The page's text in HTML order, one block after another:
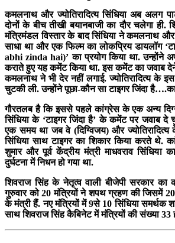
कमलनाथ और ज्‍योतिरादित्‍य सिंधिया अब अलग
दोनों के बीच तीखी बयानबाजी का दौर चलेगा ही.
मंत्रिमंडल विस्‍तार के बाद सिंधिया ने कमलनाथ और
साधा था और एक फिल्‍म का लोकप्रिय डायलॉग
abhi zinda hai)’ का प्रयोग किया था. उन्‍होंने
कराते हुए यह कमेंट किया था. इस कमेंट का जवाब
कमलनाथ ने भी देर नहीं लगाई. ज्‍योतिरादित्‍य के
चुटकी ली. उन्‍होंने पूछा-कौन सा टाइगर जिंदा
गौरतलब है कि इससे पहले कांग्रेस के एक अन्‍य
सिंधिया के ‘टाइगर जिंदा है’ के कमेंट पर जवाब दे
एक समय था जब वे (दिग्विजय) और ज्‍योतिरादित्‍य के
सिंधिया साथ टाइगर का शिकार किया करते थे.
शुमार और पूर्व केंद्रीय मंत्री माधवराव सिंधिया
दुर्घटना में निधन हो गया था.
शिवराज सिंह के नेतृत्‍व वाली बीजेपी सरकार का
गुरुवार को 20 मंत्रियों ने शपथ ग्रहण की जिसमें
के मंत्री हैं. नए मंत्रियों में 9से 10 सिंधिया समर्थक
साथ शिवराज सिंह कै‍बिनेट में मंत्रियों की संख्‍या 33